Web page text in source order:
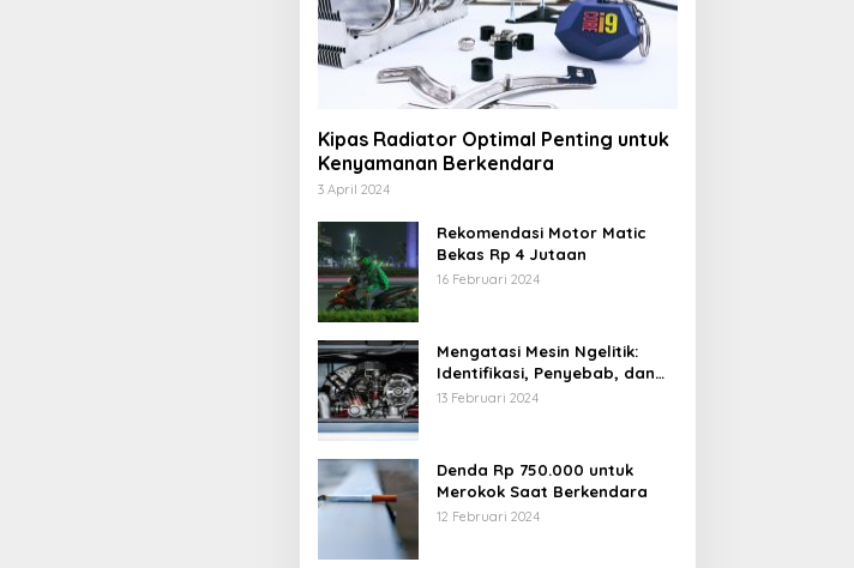
Kipas Radiator Optimal Penting untuk
Kenyamanan Berkendara
3 April 2024
Rekomendasi Motor Matic
Bekas Rp 4 Jutaan
16 Februari 2024
Mengatasi Mesin Ngelitik:
Identifikasi, Penyebab, dan
Solusi
13 Februari 2024
Denda Rp 750.000 untuk
Merokok Saat Berkendara
12 Februari 2024